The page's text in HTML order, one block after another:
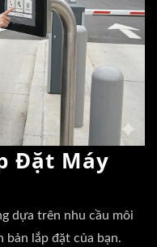
Đặt Máy
dựa trên nhu cầu môi
lắp đặt của bạn.